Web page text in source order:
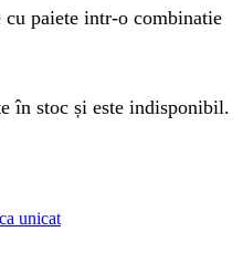
cu paiete intr-o combinatie
în stoc și este indisponibil.
unicat